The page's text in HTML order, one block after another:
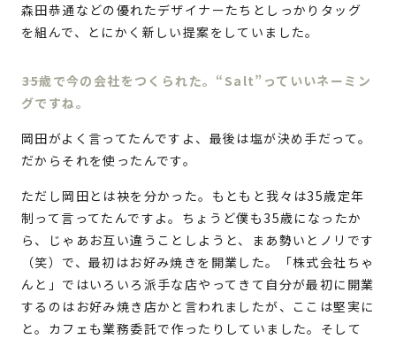
森田恭通などの優れたデザイナーたちとしっかりタッグ
を組んで、とにかく新しい提案をしていました。
35歳で今の会社をつくられた。“Salt”っていいネーミン
グですね。
岡田がよく言ってたんですよ、最後は塩が決め手だって。
だからそれを使ったんです。
ただし岡田とは袂を分かった。もともと我々は35歳定年
制って言ってたんですよ。ちょうど僕も35歳になったか
ら、じゃあお互い違うことしようと、まあ勢いとノリです
（笑）で、最初はお好み焼きを開業した。「株式会社ちゃ
んと」ではいろいろ派手な店やってきて自分が最初に開業
するのはお好み焼き店かと言われましたが、ここは堅実に
と。カフェも業務委託で作ったりしていました。そして